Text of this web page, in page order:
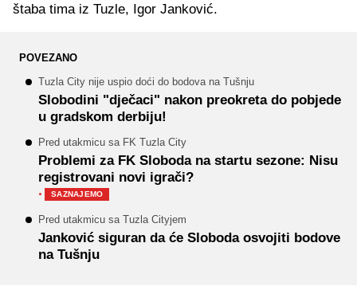
štaba tima iz Tuzle, Igor Janković.
POVEZANO
Tuzla City nije uspio doći do bodova na Tušnju
Slobodini "dječaci" nakon preokreta do pobjede
u gradskom derbiju!
Pred utakmicu sa FK Tuzla City
Problemi za FK Sloboda na startu sezone: Nisu
registrovani novi igrači?
· SAZNAJEMO
Pred utakmicu sa Tuzla Cityjem
Janković siguran da će Sloboda osvojiti bodove
na Tušnju